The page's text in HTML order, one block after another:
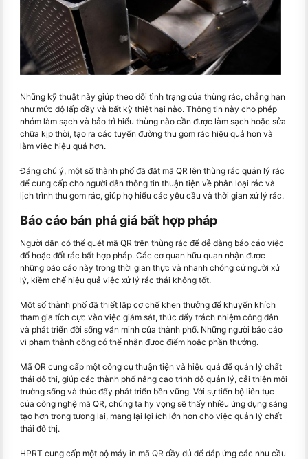
Những kỹ thuật này giúp theo dõi tình trạng của thùng rác, chẳng hạn
như mức độ lấp đầy và bất kỳ thiệt hại nào. Thông tin này cho phép
nhóm làm sạch và bảo trì hiểu thùng nào cần được làm sạch hoặc sửa
chữa kịp thời, tạo ra các tuyến đường thu gom rác hiệu quả hơn và
làm việc hiệu quả hơn.
Đáng chú ý, một số thành phố đã đặt mã QR lên thùng rác quản lý rác
để cung cấp cho người dân thông tin thuận tiện về phân loại rác và
lịch trình thu gom rác, giúp họ hiểu các yêu cầu và thời gian xử lý rác.
Báo cáo bán phá giá bất hợp pháp
Người dân có thể quét mã QR trên thùng rác để dễ dàng báo cáo việc
đổ hoặc đốt rác bất hợp pháp. Các cơ quan hữu quan nhận được
những báo cáo này trong thời gian thực và nhanh chóng cử người xử
lý, kiềm chế hiệu quả việc xử lý rác thải không tốt.
Một số thành phố đã thiết lập cơ chế khen thưởng để khuyến khích
tham gia tích cực vào việc giám sát, thúc đẩy trách nhiệm công dân
và phát triển đời sống văn minh của thành phố. Những người báo cáo
vi phạm thành công có thể nhận được điểm hoặc phần thưởng.
Mã QR cung cấp một công cụ thuận tiện và hiệu quả để quản lý chất
thải đô thị, giúp các thành phố nâng cao trình độ quản lý, cải thiện môi
trường sống và thúc đẩy phát triển bền vững. Với sự tiến bộ liên tục
của công nghệ mã QR, chúng ta hy vọng sẽ thấy nhiều ứng dụng sáng
tạo hơn trong tương lai, mang lại lợi ích lớn hơn cho việc quản lý chất
thải đô thị.
HPRT cung cấp một bộ máy in mã QR đầy đủ để đáp ứng các nhu cầu